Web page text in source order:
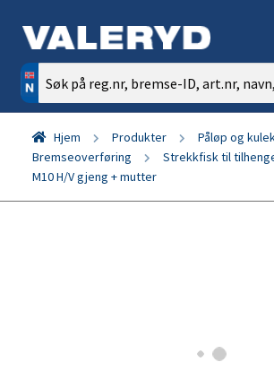
Søk
etter:
Hjem Produkter
Påløp og
Bremseoverføring
Strekkfisk til
M10 H/V gjeng + mutter